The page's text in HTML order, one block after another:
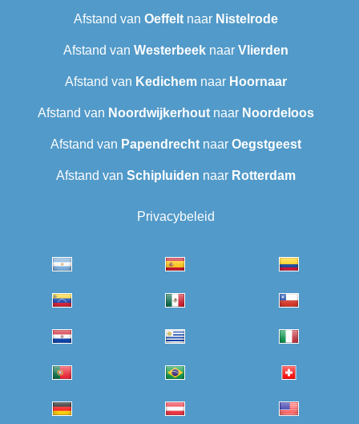
Afstand van Oeffeltnaar Nistelrode
Afstand van Westerbeeknaar Vlierden
Afstand van Kedichemnaar Hoornaar
Afstand van Noordwijkerhoutnaar Noordeloos
Afstand van Papendrechtnaar Oegstgeest
Afstand van Schipluiden naar Rotterdam
Privacybeleid